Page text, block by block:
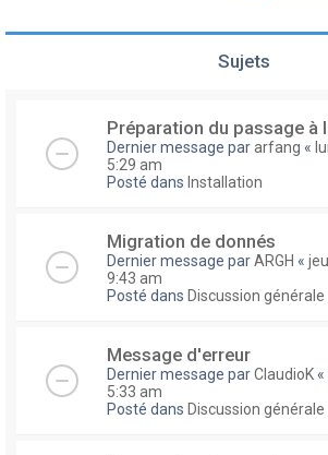
Sujets
Préparation du passage à
Dernier message pararfang «
5:29 am
Posté dans Installation
Migration de donnés
Dernier message parARGH «
9:43 am
Posté dans Discussion générale
Message d'erreur
Dernier message parClaudioK «
5:33 am
Posté dans Discussion générale